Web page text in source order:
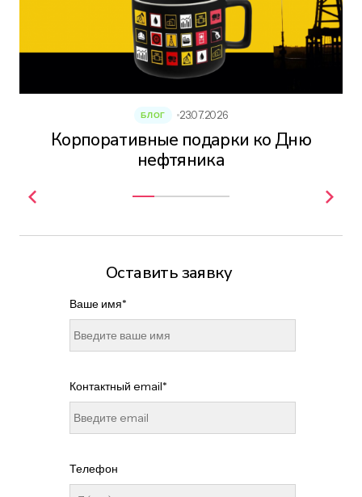
Корпоративные подарки ко Дню
нефтяника
БЛОГ 23.07.2026
Оставить заявку
Ваше имя*
Контактный email*
Телефон